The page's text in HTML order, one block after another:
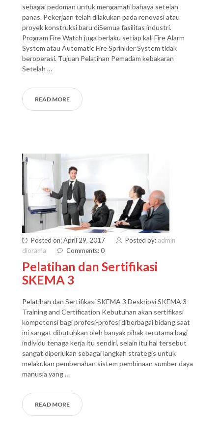
sebagai pedoman untuk mengamati bahaya setelah
panas. Pekerjaan telah dilakukan pada renovasi atau
proyek konstruksi baru diSemua fasilitas industri.
Program Fire Watch juga berlaku setiap kali Fire Alarm
System atau Automatic Fire Sprinkler System tidak
beroperasi. Tujuan Pelatihan Pemadam kebakaran
Setelah …
READ MORE
Posted on: April 29, 2017 Posted by: admin
diorama
Comments: 0
Pelatihan dan Sertifikasi
SKEMA 3
Pelatihan dan Sertifikasi SKEMA 3 Deskripsi SKEMA 3
Training and Certification Kebutuhan akan sertifikasi
kompetensi bagi profesi-profesi diberbagai bidang saat
ini sangat dibutuhkan oleh banyak pihak terutama bagi
individu tenaga kerja itu sendiri, selain itu hal tersebut
sangat diperlukan sebagai langkah strategis untuk
melakukan pembenahan sistem pembinaan sumber daya
manusia yang …
READ MORE